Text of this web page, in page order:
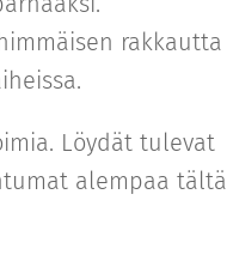
rakkautta
Löydät tulevat
alempaa tältä